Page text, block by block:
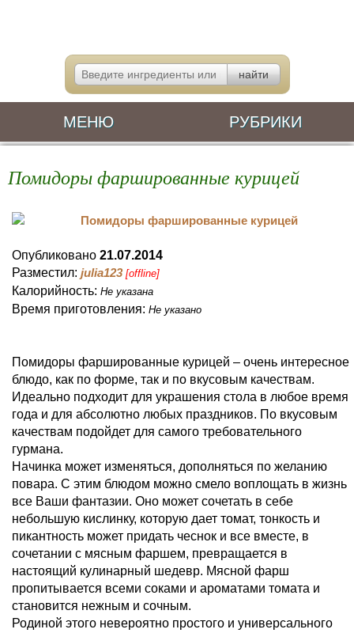
МЕНЮ РУБРИКИ
Помидоры фаршированные курицей
Опубликовано 21.07.2014
Разместил: julia123 [offline]
Калорийность: Не указана
Время приготовления: Не указано
Помидоры фаршированные курицей – очень интересное
блюдо, как по форме, так и по вкусовым качествам.
Идеально подходит для украшения стола в любое время
года и для абсолютно любых праздников. По вкусовым
качествам подойдет для самого требовательного
гурмана.
Начинка может изменяться, дополняться по желанию
повара. С этим блюдом можно смело воплощать в жизнь
все Ваши фантазии. Оно может сочетать в себе
небольшую кислинку, которую дает томат, тонкость и
пикантность может придать чеснок и все вместе, в
сочетании с мясным фаршем, превращается в
настоящий кулинарный шедевр. Мясной фарш
пропитывается всеми соками и ароматами томата и
становится нежным и сочным.
Родиной этого невероятно простого и универсального